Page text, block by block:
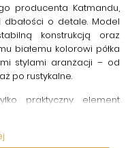
producenta Katmandu,
dbałości o detale. Model
konstrukcją oraz
białemu kolorowi półka
stylami aranżacji – od
po rustykalne.
praktyczny element
mieć pewność, że